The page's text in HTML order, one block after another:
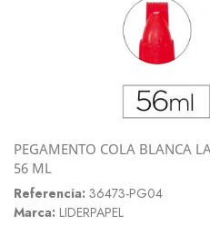
PEGAMENTO COLA BLANCA
56 ML
Referencia: 36473-PG04
Marca: LIDERPAPEL